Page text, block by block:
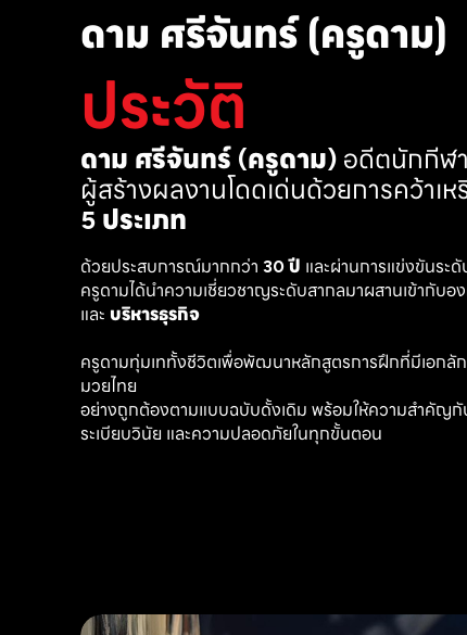
ดาม ศรีจันทร์ (ครูดาม)
ประวัติ
ดาม ศรีจันทร์ (ครูดาม) อดีตนักกีฬา
ผู้สร้างผลงานโดดเด่นด้วยการคว้า
5 ประเภท
ด้วยประสบการณ์มากกว่า 30 ปี และผ่านการแข่งขันระ
ครูดามได้นำความเชี่ยวชาญระดับสากลมาผสานเข้ากับอ
และ บริหารธุรกิจ
ครูดามทุ่มเททั้งชีวิตเพื่อพัฒนาหลักสูตรการฝึกที่มีเอกลั
มวยไทย
อย่างถูกต้องตามแบบฉบับดั้งเดิม พร้อมให้ความสำคัญกั
ระเบียบวินัย และความปลอดภัยในทุกขั้นตอน